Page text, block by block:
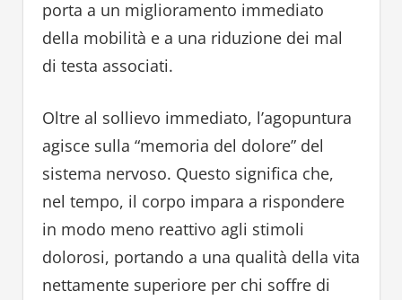
porta a un miglioramento immediato
della mobilità e a una riduzione dei mal
di testa associati.
Oltre al sollievo immediato, l’agopuntura
agisce sulla “memoria del dolore” del
sistema nervoso. Questo significa che,
nel tempo, il corpo impara a rispondere
in modo meno reattivo agli stimoli
dolorosi, portando a una qualità della vita
nettamente superiore per chi soffre di